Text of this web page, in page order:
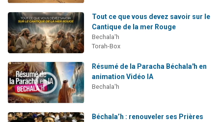
Tout ce que vous devez savoir sur le
Cantique de la mer Rouge
Bechala'h
Torah-Box
Résumé de la Paracha Béchala'h en
animation Vidéo IA
Bechala'h
Béchala’h : renouveler ses Prières